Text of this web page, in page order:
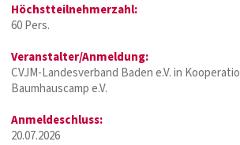
Höchstteilnehmerzahl:
60 Pers.
Veranstalter/Anmeldung:
CVJM-Landesverband Baden e.V. in
Baumhauscamp e.V.
Anmeldeschluss:
20.07.2026